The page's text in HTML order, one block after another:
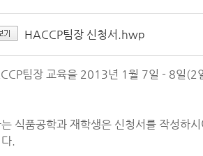
HACCP팀장 신청서.hwp
팀장 교육을 2013년 1월 7일 - 8일(2
식품공학과 재학생은 신청서를 작성하
.